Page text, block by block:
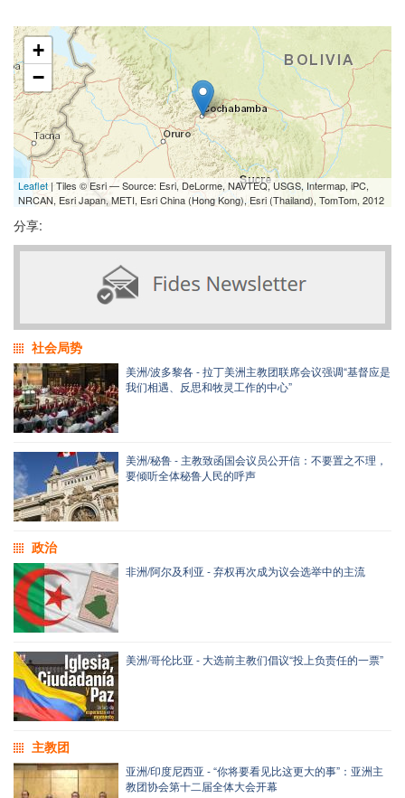
+
−
Leaflet | Tiles © Esri — Source: Esri, DeLorme, NAVTEQ, USGS, Intermap, iPC,
NRCAN, Esri Japan, METI, Esri China (Hong Kong), Esri (Thailand), TomTom, 2012
分享:
社会局势
美洲/波多黎各 - 拉丁美洲主教团联席会议强调“基督应是
我们相遇、反思和牧灵工作的中心”
美洲/秘鲁 - 主教致函国会议员公开信：不要置之不理，
要倾听全体秘鲁人民的呼声
政治
非洲/阿尔及利亚 - 弃权再次成为议会选举中的主流
美洲/哥伦比亚 - 大选前主教们倡议“投上负责任的一票”
主教团
亚洲/印度尼西亚 - “你将要看见比这更大的事”：亚洲主
教团协会第十二届全体大会开幕